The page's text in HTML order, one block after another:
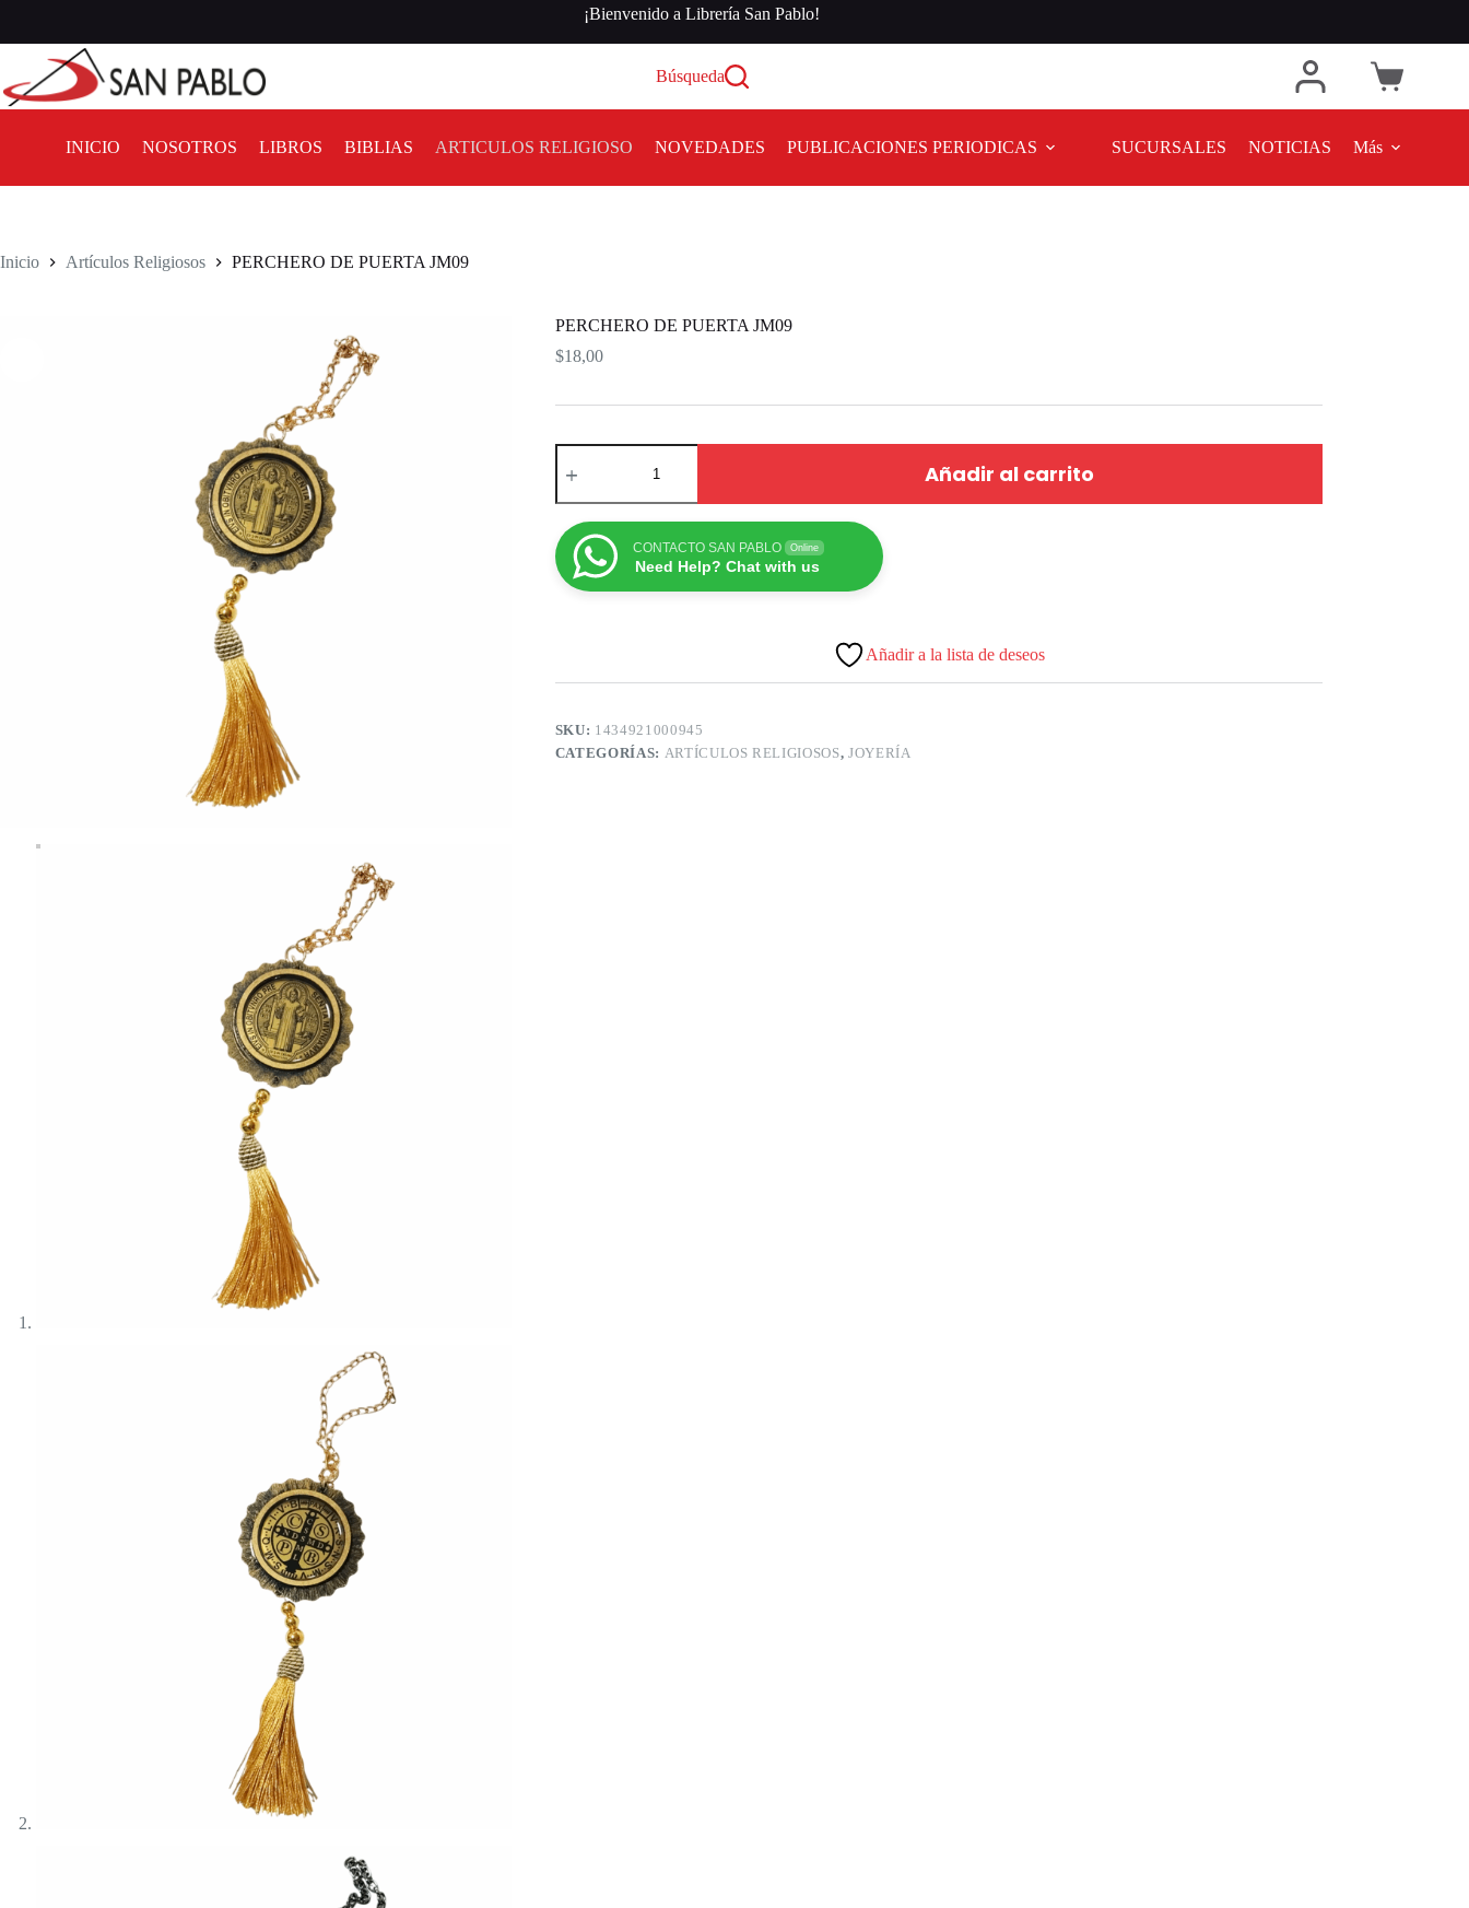
¡Bienvenido a Librería San Pablo!
Búsqueda
INICIO NOSOTROS LIBROS BIBLIAS ARTICULOS RELIGIOSO NOVEDADES PUBLICACIONES PERIODICAS SUCURSALES NOTICIAS Más
Inicio Artículos Religiosos PERCHERO DE PUERTA JM09
PERCHERO DE PUERTA JM09
$18,00
Añadir al carrito
CONTACTO SAN PABLO Online
Need Help? Chat with us
Añadir a la lista de deseos
SKU: 1434921000945
CATEGORÍAS: ARTÍCULOS RELIGIOSOS, JOYERÍA